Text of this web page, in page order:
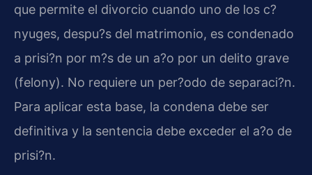
que permite el divorcio cuando uno de los c?
nyuges, despu?s del matrimonio, es condenado
a prisi?n por m?s de un a?o por un delito grave
(felony). No requiere un per?odo de separaci?n.
Para aplicar esta base, la condena debe ser
definitiva y la sentencia debe exceder el a?o de
prisi?n.